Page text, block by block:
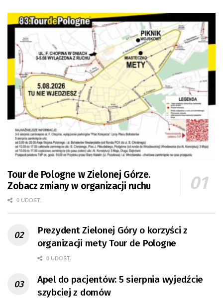
Tour de Pologne w Zielonej Górze.
Zobacz zmiany w organizacji ruchu
0 UDOST.
Prezydent Zielonej Góry o korzyści z
organizacji mety Tour de Pologne
0 UDOST.
Apel do pacjentów: 5 sierpnia wyjedźcie
szybciej z domów